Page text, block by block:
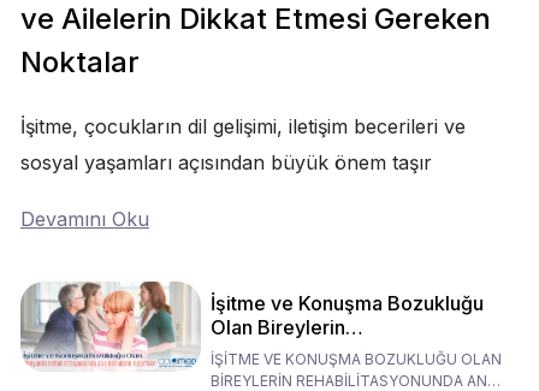
ve Ailelerin Dikkat Etmesi Gereken
Noktalar
İşitme, çocukların dil gelişimi, iletişim becerileri ve
sosyal yaşamları açısından büyük önem taşır
Devamını Oku
İşitme ve Konuşma Bozukluğu
Olan Bireylerin
Rehabilitasyonunda Ana
Babaların Tutumları
İŞİTME VE KONUŞMA BOZUKLUĞU OLAN
BİREYLERİN REHABİLİTASYONUNDA ANA